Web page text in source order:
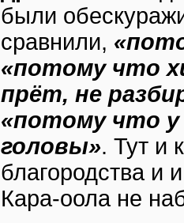
были
сравнили,
«потому что
прёт, не
«потому что у
головы». Тут и
благородства и
Кара-оола не